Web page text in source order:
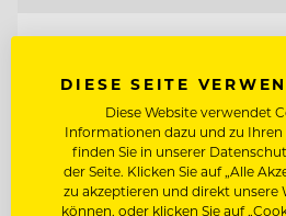
Neuhaus Zillertal
ElisabethHotel
6290 Mayrhofen, Österreich
DIESE SEITE
Diese Website verwendet
Informationen dazu und zu Ihren
finden Sie in unserer
der Seite. Klicken Sie auf „Alle
zu akzeptieren und direkt unsere
können, oder klicken Sie auf